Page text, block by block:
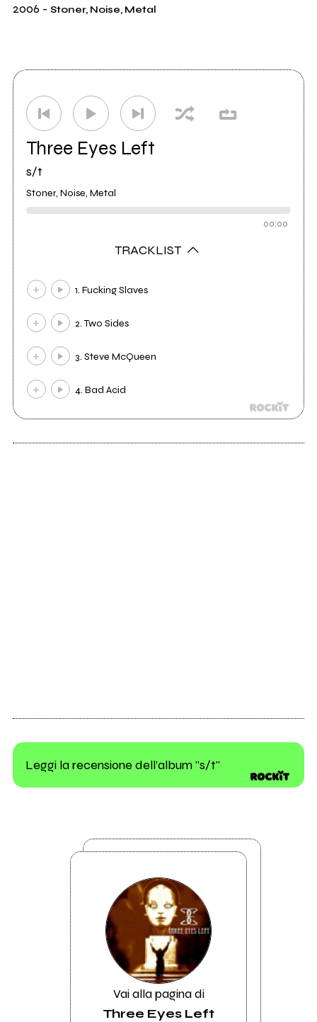
2006 - Stoner, Noise, Metal
Three Eyes Left
s/t
Stoner, Noise, Metal
00:00
TRACKLIST
1. Fucking Slaves
2. Two Sides
3. Steve McQueen
4. Bad Acid
Leggi la recensione dell'album "s/t"
Vai alla pagina di
Three Eyes Left